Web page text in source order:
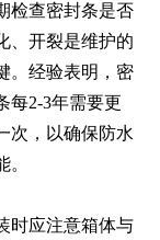
检查密封条是否
、开裂是维护的
。经验表明，密
每2-3年需要更
次，以确保防水
。
时应注意箱体与